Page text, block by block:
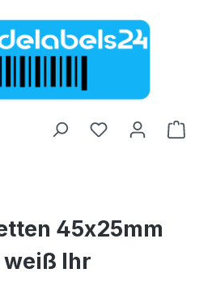
45x25mm
weiß Ihr